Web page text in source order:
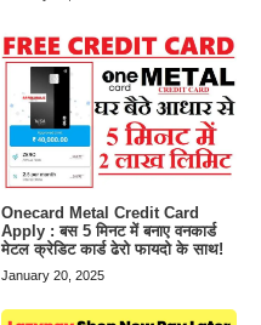
Onecard Metal Credit Card
Apply : बस 5 मिनट में बनाए वनकार्ड
मेटल क्रेडिट कार्ड ढेरो फायदो के साथ!
January 20, 2025